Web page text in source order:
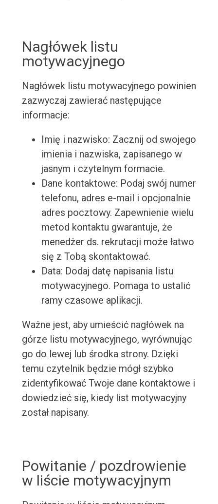
Nagłówek listu
motywacyjnego
Nagłówek listu motywacyjnego powinien
zazwyczaj zawierać następujące
informacje:
Imię i nazwisko: Zacznij od swojego
imienia i nazwiska, zapisanego w
jasnym i czytelnym formacie.
Dane kontaktowe: Podaj swój numer
telefonu, adres e-mail i opcjonalnie
adres pocztowy. Zapewnienie wielu
metod kontaktu gwarantuje, że
menedżer ds. rekrutacji może łatwo
się z Tobą skontaktować.
Data: Dodaj datę napisania listu
motywacyjnego. Pomaga to ustalić
ramy czasowe aplikacji.
Ważne jest, aby umieścić nagłówek na
górze listu motywacyjnego, wyrównując
go do lewej lub środka strony. Dzięki
temu czytelnik będzie mógł szybko
zidentyfikować Twoje dane kontaktowe i
dowiedzieć się, kiedy list motywacyjny
został napisany.
Powitanie / pozdrowienie
w liście motywacyjnym